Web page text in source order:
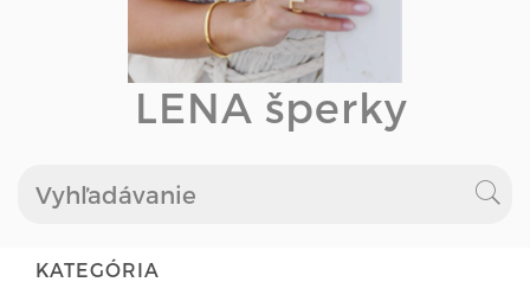
LENA šperky
KATEGÓRIA